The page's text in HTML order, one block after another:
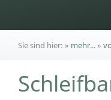
Sie sind hier: » mehr...»